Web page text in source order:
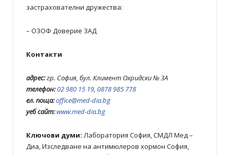
застрахователни дружества:
– ОЗОФ Доверие ЗАД
Контакти
адрес:гр. София, бул. Климент Охридски № 3A
телефон:02 980 15 19, 0878 985 778
ел. поща:office@med-dia.bg
уеб сайт:www.med-dia.bg
Ключови думи: Лаборатория София, СМДЛ Мед –
Диа, Изследване на антимюлеров хормон София,